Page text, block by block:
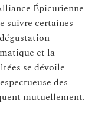
Épicurienne
suivre certaines
et la
se dévoile
des
mutuellement.